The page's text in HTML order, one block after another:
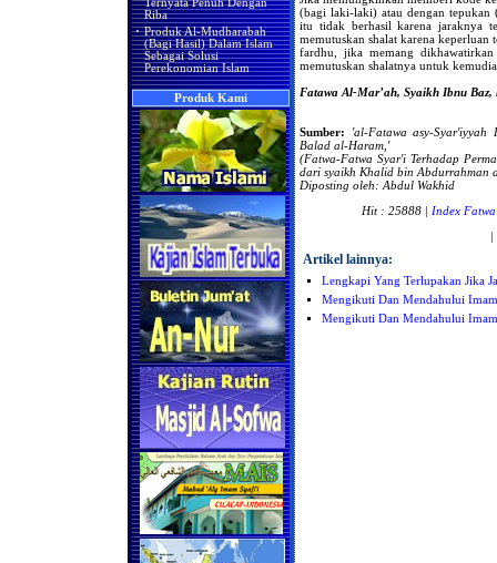
Ternyata Penuh Dengan
Riba
· Produk Al-Mudharabah
(Bagi Hasil) Dalam Islam
Sebagai Solusi
Perekonomian Islam
Produk Kami
(bagi laki-laki) atau dengan
itu tidak berhasil karena jaraknya
memutuskan shalat karena keperluan
fardhu, jika memang
memutuskan shalatnya untuk
Fatawa Al-Mar’ah, Syaikh Ibnu Baz,
Sumber:
'al-Fatawa asy-
Balad al-Haram,'
(Fatwa-Fatwa Syar'i Terhadap
dari syaikh Khalid bin Abdurrahman
Diposting oleh: Abdul Wakhid
Hit : 25888 | Index Fatwa
|
Artikel lainnya:
Lengkapi Yang Terlupakan Jika
Mengikuti Dan Mendahului Imam
Mengikuti Dan Mendahului Imam